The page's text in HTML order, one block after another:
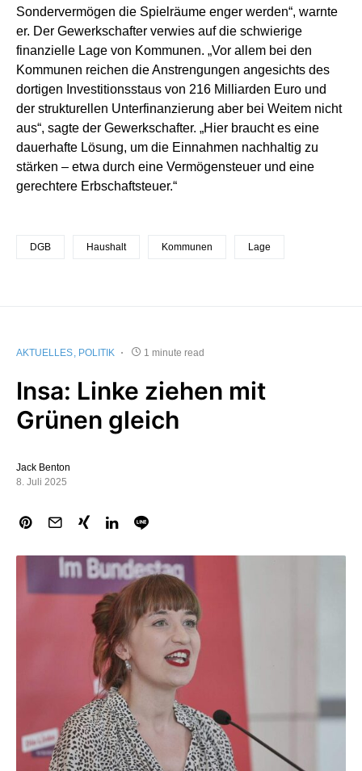
Sondervermögen die Spielräume enger werden“, warnte
er. Der Gewerkschafter verwies auf die schwierige
finanzielle Lage von Kommunen. „Vor allem bei den
Kommunen reichen die Anstrengungen angesichts des
dortigen Investitionsstaus von 216 Milliarden Euro und
der strukturellen Unterfinanzierung aber bei Weitem nicht
aus“, sagte der Gewerkschafter. „Hier braucht es eine
dauerhafte Lösung, um die Einnahmen nachhaltig zu
stärken – etwa durch eine Vermögensteuer und eine
gerechtere Erbschaftsteuer.“
DGB Haushalt Kommunen Lage
AKTUELLES POLITIK 1 minute read
Insa: Linke ziehen mit
Grünen gleich
Jack Benton
8. Juli 2025